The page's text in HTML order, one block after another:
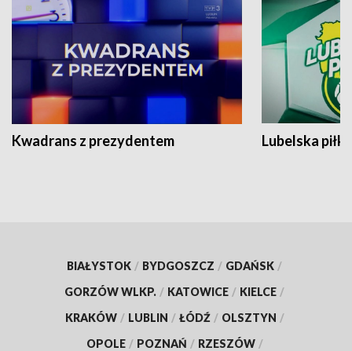
Kwadrans z prezydentem Lubelska piłka
BIAŁYSTOK / BYDGOSZCZ / GDAŃSK /
GORZÓW WLKP. / KATOWICE / KIELCE /
KRAKÓW / LUBLIN / ŁÓDŹ / OLSZTYN /
OPOLE / POZNAŃ / RZESZÓW /